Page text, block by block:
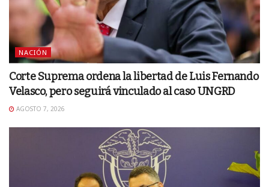
NACIÓN
Corte Suprema ordena la libertad de Luis Fernando
Velasco, pero seguirá vinculado al caso UNGRD
AGOSTO 7, 2026